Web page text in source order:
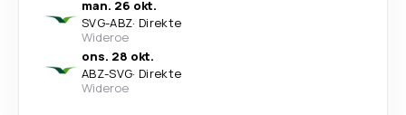
man. 26 okt.
SVG-ABZ· Direkte
Wideroe
ons. 28 okt.
ABZ-SVG· Direkte
Wideroe